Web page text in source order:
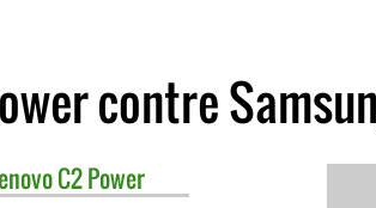
contre
C2 Power